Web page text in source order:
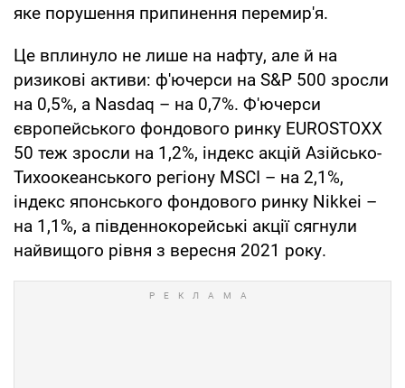
яке порушення припинення перемир'я.
Це вплинуло не лише на нафту, але й на
ризикові активи: ф'ючерси на S&P 500 зросли
на 0,5%, а Nasdaq – на 0,7%. Ф'ючерси
європейського фондового ринку EUROSTOXX
50 теж зросли на 1,2%, індекс акцій Азійсько-
Тихоокеанського регіону MSCI – на 2,1%,
індекс японського фондового ринку Nikkei –
на 1,1%, а південнокорейські акції сягнули
найвищого рівня з вересня 2021 року.